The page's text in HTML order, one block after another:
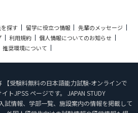
探す 留学に役立つ情報
先輩のメッセージ
利用規約
個人情報についてのお知らせ
推奨環境について
【受験料無料の日本語能力試験-オンラインで
トJPSS ページです。 JAPAN STUDY
試情報、学部一覧、施設案内の情報を掲載して